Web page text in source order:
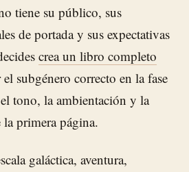
tiene su público, sus
de portada y sus expectativas
crea un libro completo
el subgénero correcto en la fase
tono, la ambientación y la
primera página.
galáctica, aventura,